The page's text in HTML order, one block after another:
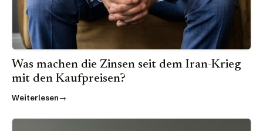
Was machen die Zinsen seit dem Iran-Krieg
mit den Kaufpreisen?
Weiterlesen